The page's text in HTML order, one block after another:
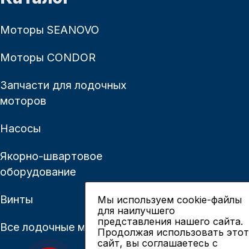
Моторы SEANOVO
Моторы CONDOR
Запчасти для лодочных
моторов
Насосы
Якорно-швартовое
оборудование
Винты
Все лодочные моторы
Мы используем cookie-файлы
для наилучшего
представления нашего сайта.
Продолжая использовать этот
сайт, вы соглашаетесь c